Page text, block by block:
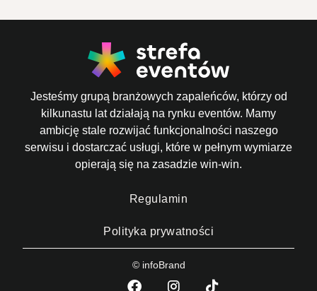
Jesteśmy grupą branżowych zapaleńców, którzy od
kilkunastu lat działają na rynku eventów. Mamy
ambicję stale rozwijać funkcjonalności naszego
serwisu i dostarczać usługi, które w pełnym wymiarze
opierają się na zasadzie win-win.
Regulamin
Polityka prywatności
© infoBrand